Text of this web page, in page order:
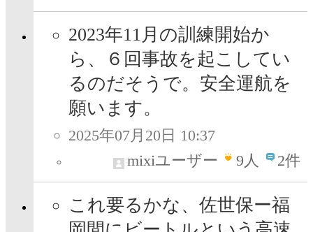
2023年11月の訓練開始か
ら、６回事故を起こしてい
るのだそうで。安全運航を
願います。
2025年07月20日 10:37
mixiユーザー
9人 2件
これ要るかな、佐世保ー福